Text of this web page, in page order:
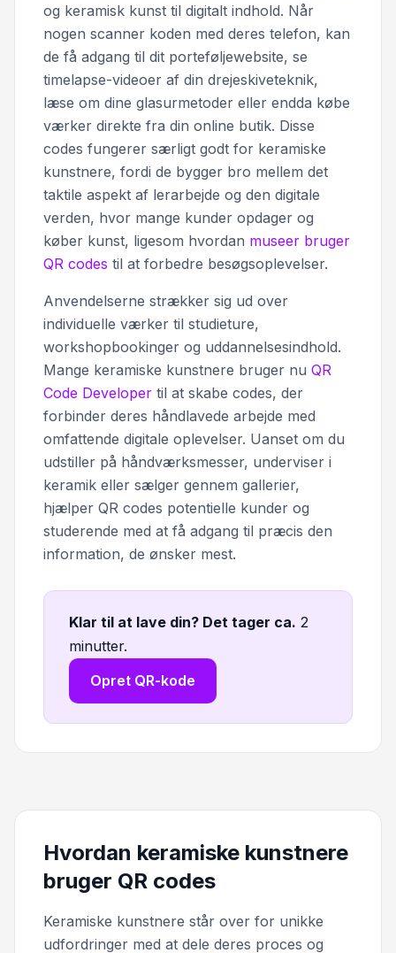
og keramisk kunst til digitalt indhold. Når
nogen scanner koden med deres telefon, kan
de få adgang til dit porteføljewebsite, se
timelapse-videoer af din drejeskiveteknik,
læse om dine glasurmetoder eller endda købe
værker direkte fra din online butik. Disse
codes fungerer særligt godt for keramiske
kunstnere, fordi de bygger bro mellem det
taktile aspekt af lerarbejde og den digitale
verden, hvor mange kunder opdager og
køber kunst, ligesom hvordan museer bruger
QR codes til at forbedre besøgsoplevelser.
Anvendelserne strækker sig ud over
individuelle værker til studieture,
workshopbookinger og uddannelsesindhold.
Mange keramiske kunstnere bruger nu QR
Code Developer til at skabe codes, der
forbinder deres håndlavede arbejde med
omfattende digitale oplevelser. Uanset om du
udstiller på håndværksmesser, underviser i
keramik eller sælger gennem gallerier,
hjælper QR codes potentielle kunder og
studerende med at få adgang til præcis den
information, de ønsker mest.
Klar til at lave din? Det tager ca. 2
minutter.
Opret QR-kode
Hvordan keramiske kunstnere
bruger QR codes
Keramiske kunstnere står over for unikke
udfordringer med at dele deres proces og